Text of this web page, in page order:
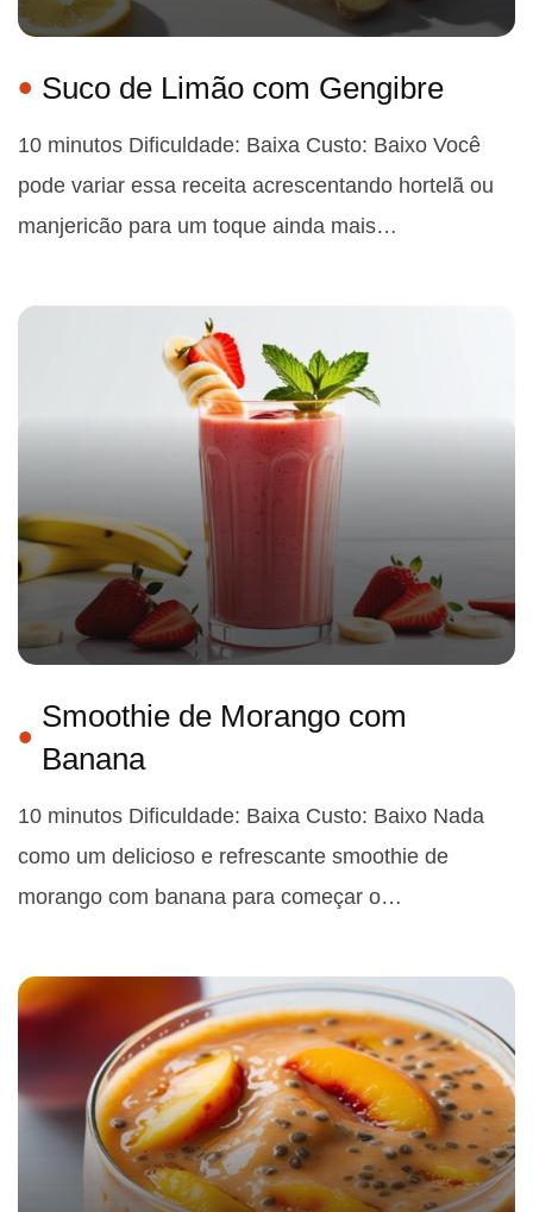
Suco de Limão com Gengibre
10 minutos Dificuldade: Baixa Custo: Baixo Você
pode variar essa receita acrescentando hortelã ou
manjericão para um toque ainda mais…
Smoothie de Morango com
Banana
10 minutos Dificuldade: Baixa Custo: Baixo Nada
como um delicioso e refrescante smoothie de
morango com banana para começar o…